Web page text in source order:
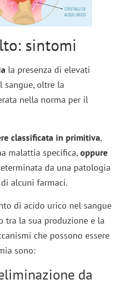
sintomi
la presenza di elevati
sangue, oltre la
nella norma per il
classificata in primitiva,
malattia specifica,oppure
da una patologia
alcuni farmaci.
di acido urico nel sangue
tra la sua produzione e la
che possono essere
sono:
da